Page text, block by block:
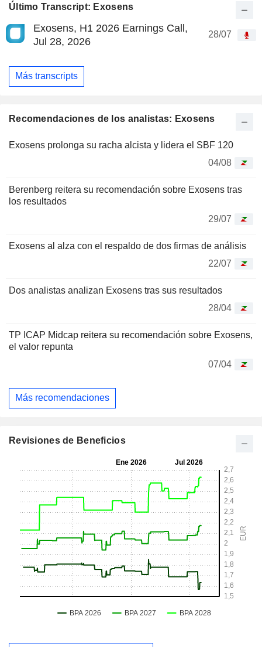
Último Transcript: Exosens
Exosens, H1 2026 Earnings Call,
Jul 28, 2026
28/07
Más transcripts
Recomendaciones de los analistas: Exosens
Exosens prolonga su racha alcista y lidera el SBF 120
04/08
Berenberg reitera su recomendación sobre Exosens tras
los resultados
29/07
Exosens al alza con el respaldo de dos firmas de análisis
22/07
Dos analistas analizan Exosens tras sus resultados
28/04
TP ICAP Midcap reitera su recomendación sobre Exosens,
el valor repunta
07/04
Más recomendaciones
Revisiones de Beneficios